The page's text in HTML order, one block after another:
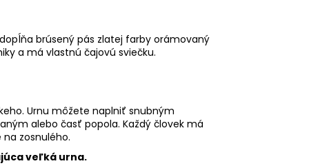
brúsený pás zlatej farby orámovaný
a má vlastnú čajovú sviečku.
Urnu môžete naplniť snubným
alebo časť popola. Každý človek má
zosnulého.
veľká urna.